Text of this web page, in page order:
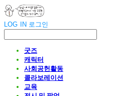
LOG IN 로그인
굿즈
캐릭터
사회공헌활동
콜라보레이션
교육